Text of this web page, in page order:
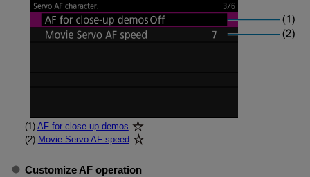
(1) AF for close-up demos
(2) Movie Servo AF speed
Customize AF operation